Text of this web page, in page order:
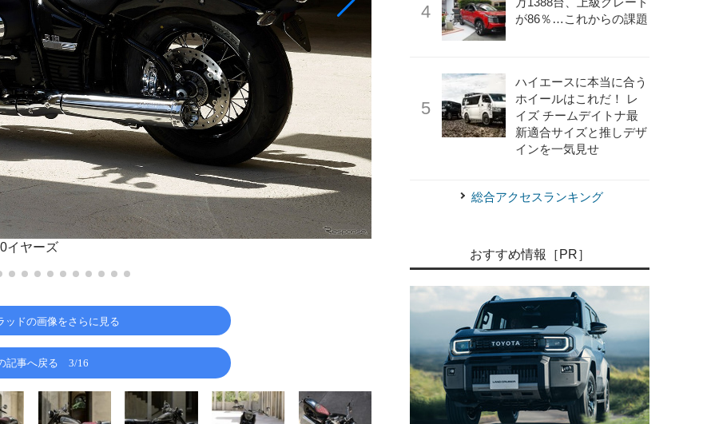
イヤーズ
ッドの画像をさらに見る
記事へ戻る 3/16
が86％…これからの課題
ハイエースに本当に合う
ホイールはこれだ！ レ
イズ チームデイトナ最
新適合サイズと推しデザ
インを一気見せ
総合アクセスランキング
おすすめ情報［PR］